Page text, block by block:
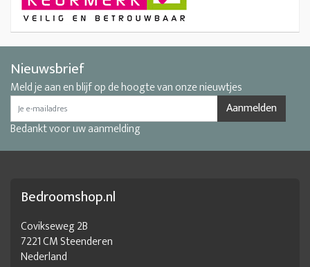
Nieuwsbrief
Meld je aan en blijf op de hoogte van onze nieuwtjes
Aanmelden
Bedankt voor uw aanmelding
Bedroomshop.nl
Covikseweg 2B
7221 CM Steenderen
Nederland